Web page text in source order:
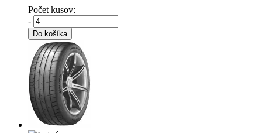
Počet kusov:
-
+
Do košíka